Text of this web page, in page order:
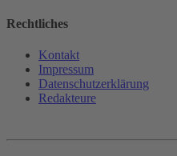
Rechtliches
Kontakt
Impressum
Datenschutz­erklärung
Redakteure